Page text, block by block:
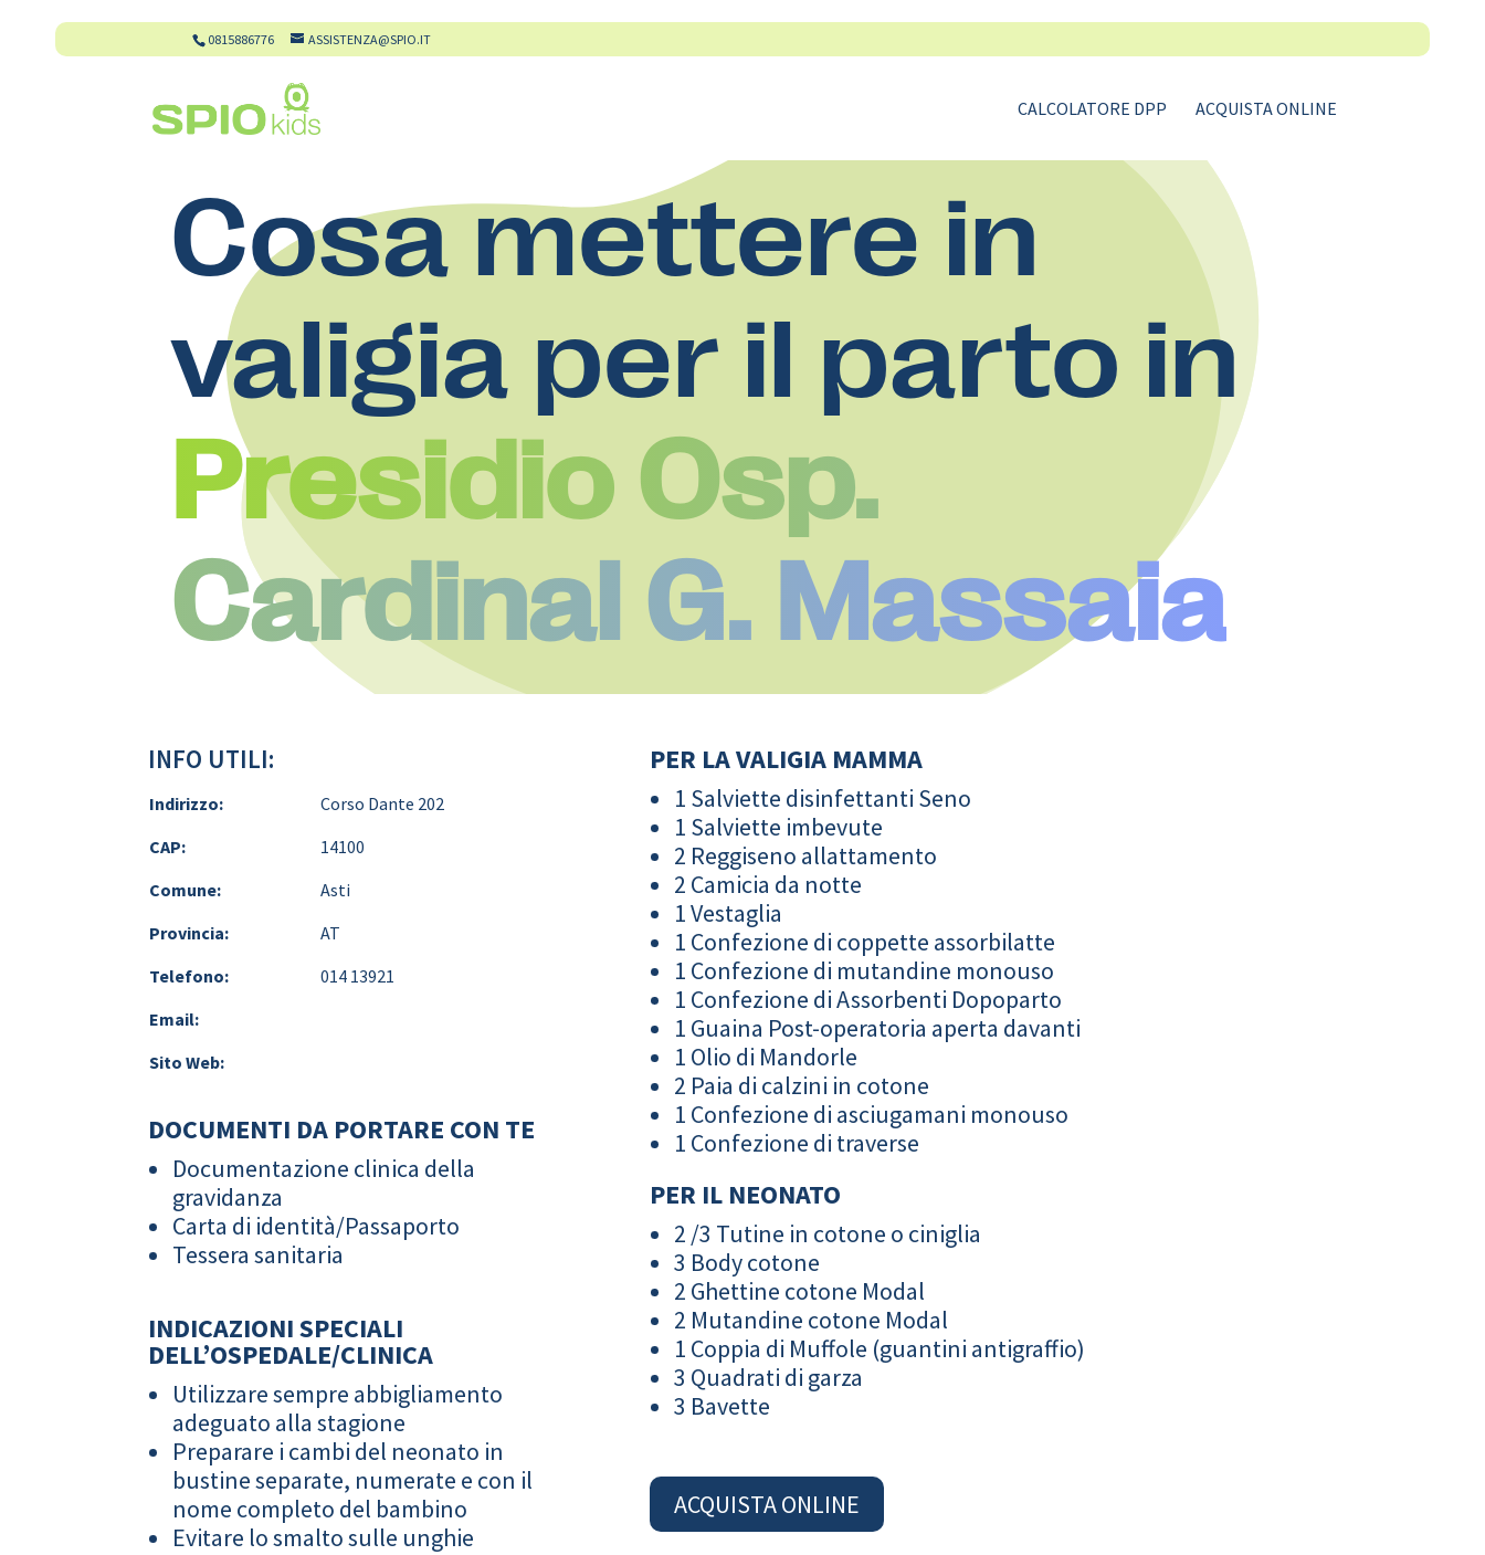
0815886776 ASSISTENZA@SPIO.IT
CALCOLATORE DPP ACQUISTA ONLINE
Cosa mettere in
valigia per il parto in
Presidio Osp.
Cardinal G. Massaia
INFO UTILI:
Indirizzo:
Corso Dante 202
CAP:
14100
Comune:
Asti
Provincia:
AT
Telefono:
014 13921
Email:
Sito Web:
DOCUMENTI DA PORTARE CON TE
Documentazione clinica della
gravidanza
Carta di identità/Passaporto
Tessera sanitaria
INDICAZIONI SPECIALI
DELL’OSPEDALE/CLINICA
Utilizzare sempre abbigliamento
adeguato alla stagione
Preparare i cambi del neonato in
bustine separate, numerate e con il
nome completo del bambino
Evitare lo smalto sulle unghie
PER LA VALIGIA MAMMA
1 Salviette disinfettanti Seno
1 Salviette imbevute
2 Reggiseno allattamento
2 Camicia da notte
1 Vestaglia
1 Confezione di coppette assorbilatte
1 Confezione di mutandine monouso
1 Confezione di Assorbenti Dopoparto
1 Guaina Post-operatoria aperta davanti
1 Olio di Mandorle
2 Paia di calzini in cotone
1 Confezione di asciugamani monouso
1 Confezione di traverse
PER IL NEONATO
2 /3 Tutine in cotone o ciniglia
3 Body cotone
2 Ghettine cotone Modal
2 Mutandine cotone Modal
1 Coppia di Muffole (guantini antigraffio)
3 Quadrati di garza
3 Bavette
ACQUISTA ONLINE